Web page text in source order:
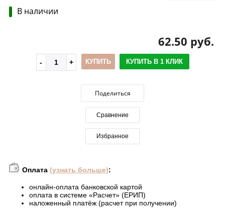
В наличии
62.50 руб.
КУПИТЬ КУПИТЬ В 1 КЛИК
Поделиться
Сравнение
Избранное
Оплата (узнать больше):
онлайн-оплата банковской картой
оплата в системе «Расчет» (ЕРИП)
наложенный платёж (расчет при получении)